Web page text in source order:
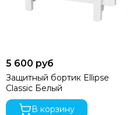
5 600 руб
Защитный бортик Ellipse
Classic Белый
В корзину